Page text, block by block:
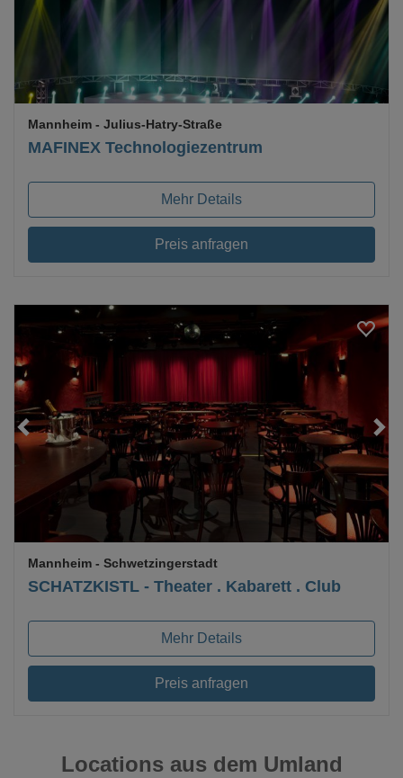
MAFINEX Technologiezentrum
Mannheim - Julius-Hatry-Straße
Mehr Details
Preis anfragen
Loading...
SCHATZKISTL - Theater . Kabarett . Club
Mannheim - Schwetzingerstadt
Mehr Details
Preis anfragen
Locations aus dem Umland